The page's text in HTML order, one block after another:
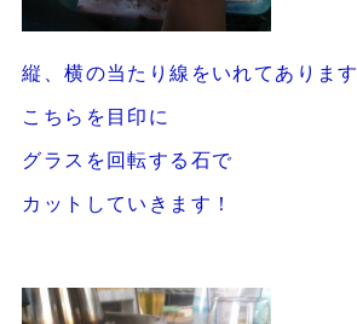
縦、横の当たり線をいれてあります
こちらを目印に
グラスを回転する石で
カットしていきます！